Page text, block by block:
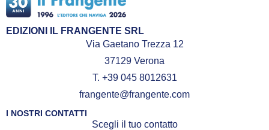
EDIZIONI IL FRANGENTE SRL
Via Gaetano Trezza 12
37129 Verona
T. +39 045 8012631
frangente@frangente.com
I NOSTRI CONTATTI
Scegli il tuo contatto